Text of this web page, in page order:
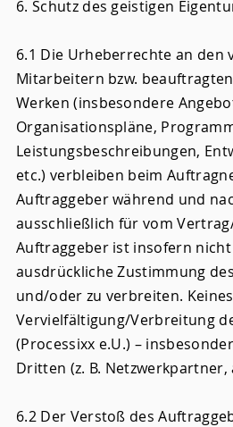
6. Schutz des geistigen
6.1 Die Urheberrechte an den
Mitarbeitern bzw.
Werken (insbesondere
Organisationspläne,
Leistungsbeschreibungen,
etc.) verbleiben beim
Auftraggeber während und
ausschließlich für vom
Auftraggeber ist insofern
ausdrückliche Zustimmung
und/oder zu verbreiten.
Vervielfältigung/Verbreitung
(Processixx e.U.) –
Dritten (z. B.
6.2 Der Verstoß des